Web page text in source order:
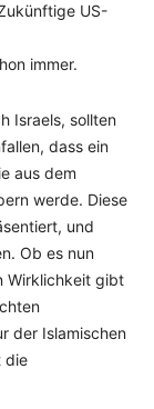
US-
immer.
Israels, sollten
dass ein
aus dem
werde. Diese
und
Ob es nun
Wirklichkeit gibt
der Islamischen
die